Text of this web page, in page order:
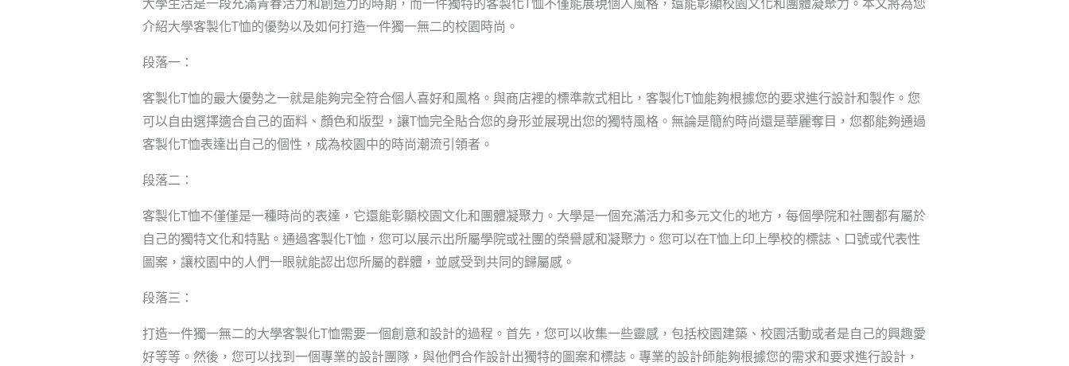
大學生活是一段充滿青春活力和創造力的時期，而一件獨特的客製化T恤不僅能展現個人風格，還能彰顯校園文化和團體凝聚力。本文將為您
介紹大學客製化T恤的優勢以及如何打造一件獨一無二的校園時尚。
段落一：
客製化T恤的最大優勢之一就是能夠完全符合個人喜好和風格。與商店裡的標準款式相比，客製化T恤能夠根據您的要求進行設計和製作。您
可以自由選擇適合自己的面料、顏色和版型，讓T恤完全貼合您的身形並展現出您的獨特風格。無論是簡約時尚還是華麗奪目，您都能夠通過
客製化T恤表達出自己的個性，成為校園中的時尚潮流引領者。
段落二：
客製化T恤不僅僅是一種時尚的表達，它還能彰顯校園文化和團體凝聚力。大學是一個充滿活力和多元文化的地方，每個學院和社團都有屬於
自己的獨特文化和特點。通過客製化T恤，您可以展示出所屬學院或社團的榮譽感和凝聚力。您可以在T恤上印上學校的標誌、口號或代表性
圖案，讓校園中的人們一眼就能認出您所屬的群體，並感受到共同的歸屬感。
段落三：
打造一件獨一無二的大學客製化T恤需要一個創意和設計的過程。首先，您可以收集一些靈感，包括校園建築、校園活動或者是自己的興趣愛
好等等。然後，您可以找到一個專業的設計團隊，與他們合作設計出獨特的圖案和標誌。專業的設計師能夠根據您的需求和要求進行設計，